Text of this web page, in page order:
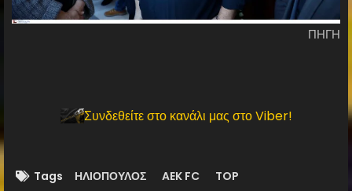
ΠΗΓΗ
Συνδεθείτε στο κανάλι μας στο Viber!
Tags ΗΛΙΟΠΟΥΛΟΣ AEK FC TOP